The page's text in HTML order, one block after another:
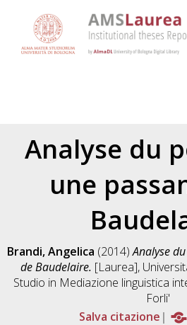
Analyse du
une
Brandi, Angelica (2014)Analyse
de Baudelaire. [Laurea],
Studio in Mediazione linguistica
Forli'
Salva citazione